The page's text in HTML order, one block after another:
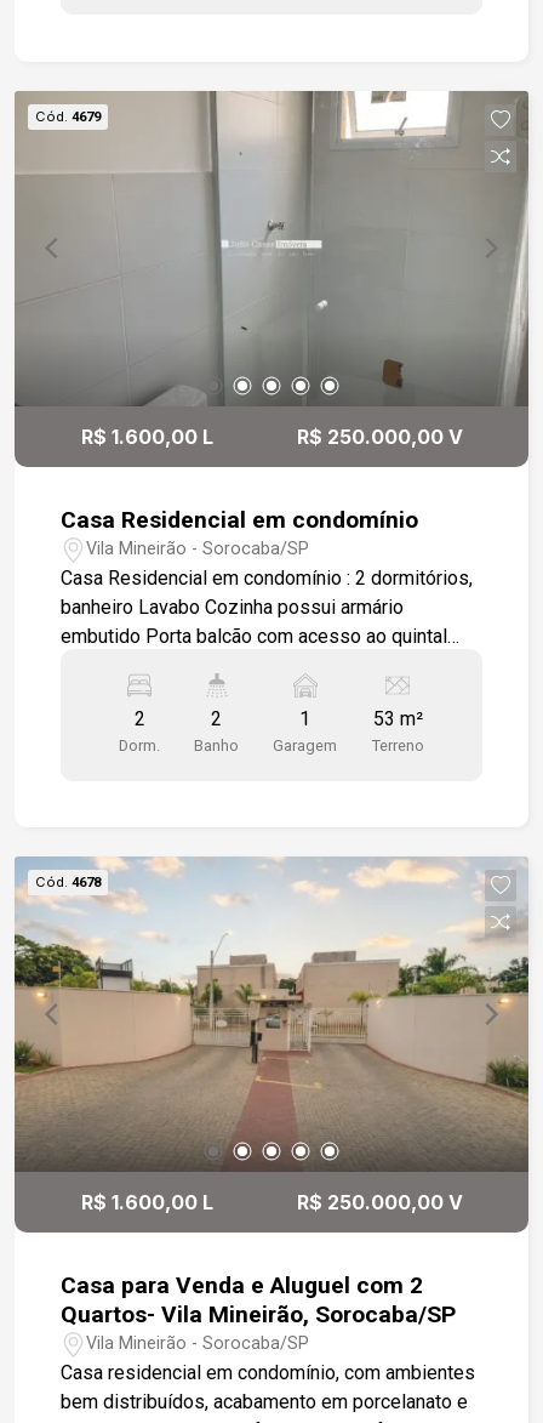
no térreo, andar superior com 3 suítes
moduladas, 1 sendo máster com closet, todas
com ar condicionado. Casa com aquecimento
solar e 2 vagas de garagens cobertas.
Cód. 4679
R$ 1.600,00 L R$ 250.000,00 V
Casa Residencial em condomínio
Vila Mineirão - Sorocaba/SP
Casa Residencial em condomínio : 2 dormitórios,
banheiro Lavabo Cozinha possui armário
embutido Porta balcão com acesso ao quintal
sendo um dormitório com sacada. Imóvel em
piso Porcelanato
2
Dorm.
2
Banho
1
Garagem
53 m²
Terreno
Cód. 4678
R$ 1.600,00 L R$ 250.000,00 V
Casa para Venda e Aluguel com 2
Quartos- Vila Mineirão, Sorocaba/SP
Vila Mineirão - Sorocaba/SP
Casa residencial em condomínio, com ambientes
bem distribuídos, acabamento em porcelanato e